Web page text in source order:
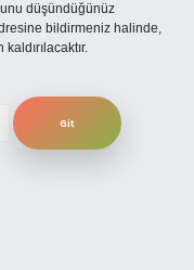
düşündüğünüz
bildirmeniz halinde,